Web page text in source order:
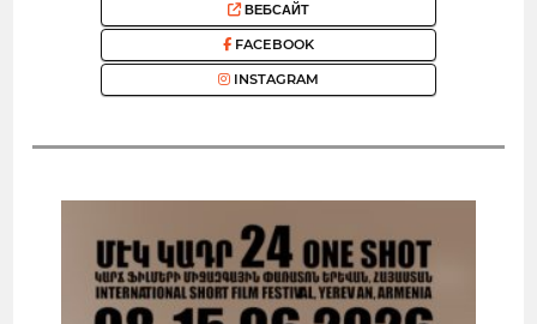
ВЕБСАЙТ
FACEBOOK
INSTAGRAM